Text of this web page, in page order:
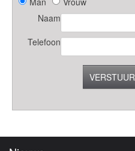
Naam
Telefoon
VERSTUUR